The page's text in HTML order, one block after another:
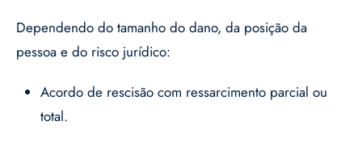
Dependendo do tamanho do dano, da posição da
pessoa e do risco jurídico:
Acordo de rescisão com ressarcimento parcial ou
total.